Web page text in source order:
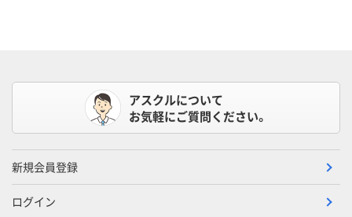
アスクルについて
お気軽にご質問ください。
新規会員登録
ログイン